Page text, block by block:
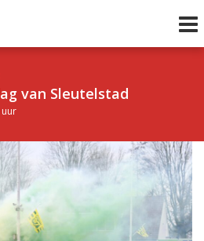
van Sleutelstad
uur
uur 1 van 0 Volgend uur